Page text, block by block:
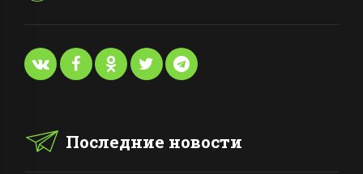
Последние новости